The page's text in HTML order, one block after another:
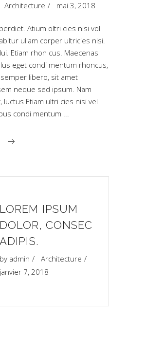
Architecture mai 3, 2018
Atium oltri cies nisi vol
ullam corper ultricies nisi.
Etiam rhon cus. Maecenas
eget condi mentum rhoncus,
libero, sit amet
neque sed ipsum. Nam
luctus Etiam ultri cies nisi vel
condi mentum
LOREM IPSUM
DOLOR, CONSEC
ADIPIS.
by admin
Architecture
janvier 7, 2018